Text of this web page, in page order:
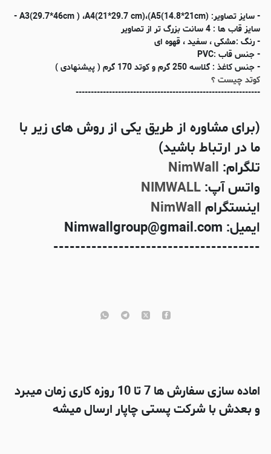
- سایز تصاویر: (A3(29.7*46cm ) ،A4(21*29.7 cm)،(A5(14.8*21cm -
سایز قاب ها : 4 سانت بزرگ تر از تصاویر
- رنگ :مشکی ، سفید ، قهوه ای
- جنس قاب :PVC
- جنس کاغذ : گلاسه 250 گرم و کوتد 170 گرم ( پیشنهادی )
کوتد چیست ؟
-------------------------------------------------------------
(برای مشاوره از طریق یکی از روش های زیر با
ما در ارتباط باشید)
تلگرام: NimWall
واتس آپ:NIMWALL
اینستگرامNimWall
ایمیل: Nimwallgroup@gmail.com
--------------------------------------
اماده سازی سفارش ها 7 تا 10 روزه کاری زمان میبرد
و بعدش با شرکت پستی چاپار ارسال میشه